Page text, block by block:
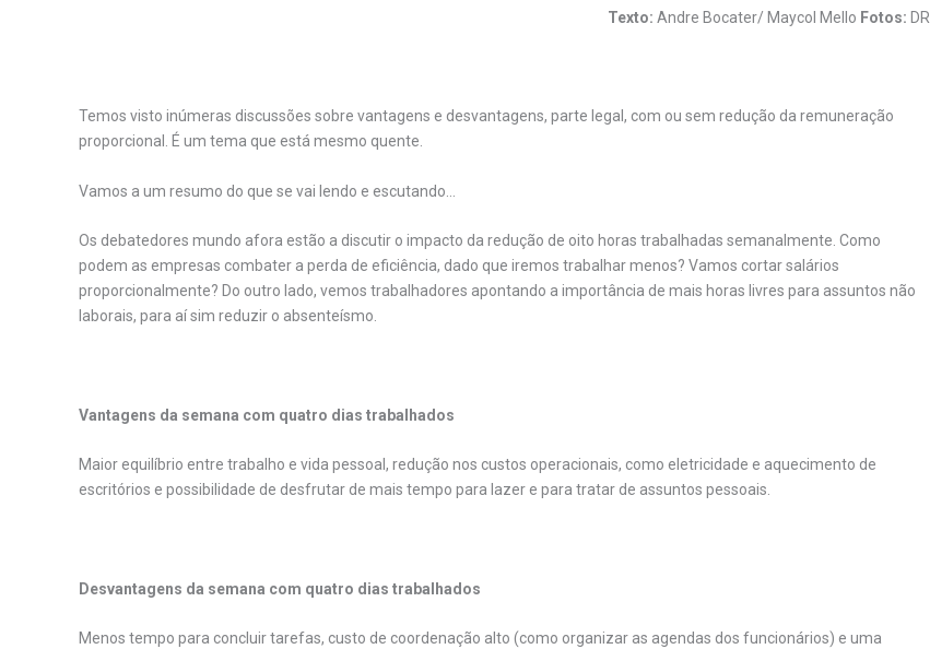
Texto: Andre Bocater/ Maycol Mello Fotos: DR
Temos visto inúmeras discussões sobre vantagens e desvantagens, parte legal, com ou sem redução da remuneração
proporcional. É um tema que está mesmo quente.
Vamos a um resumo do que se vai lendo e escutando…
Os debatedores mundo afora estão a discutir o impacto da redução de oito horas trabalhadas semanalmente. Como
podem as empresas combater a perda de eficiência, dado que iremos trabalhar menos? Vamos cortar salários
proporcionalmente? Do outro lado, vemos trabalhadores apontando a importância de mais horas livres para assuntos não
laborais, para aí sim reduzir o absenteísmo.
Vantagens da semana com quatro dias trabalhados
Maior equilíbrio entre trabalho e vida pessoal, redução nos custos operacionais, como eletricidade e aquecimento de
escritórios e possibilidade de desfrutar de mais tempo para lazer e para tratar de assuntos pessoais.
Desvantagens da semana com quatro dias trabalhados
Menos tempo para concluir tarefas, custo de coordenação alto (como organizar as agendas dos funcionários) e uma